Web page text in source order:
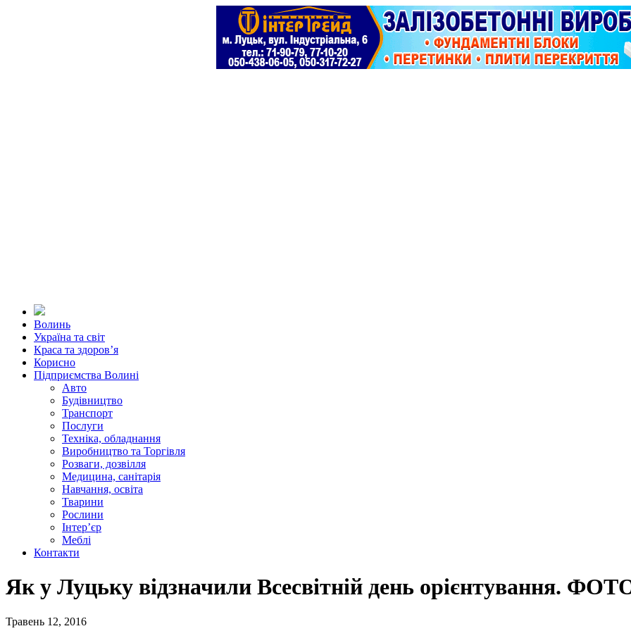
Волинь
Україна та світ
Краса та здоров’я
Корисно
Підприємства Волині
Авто
Будівництво
Транспорт
Послуги
Техніка, обладнання
Виробництво та Торгівля
Розваги, дозвілля
Медицина, санітарія
Навчання, освіта
Тварини
Рослини
Інтер’єр
Меблі
Контакти
Як у Луцьку відзначили Всесвітній день орієнтування.
Травень 12, 2016